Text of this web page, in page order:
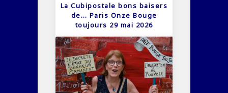
La Cubipostale bons baisers
de… Paris Onze Bouge
toujours 29 mai 2026